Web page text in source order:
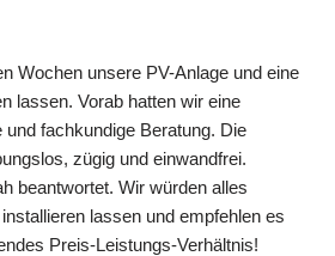
Wochen unsere PV-Anlage und eine
lassen. Vorab hatten wir eine
und fachkundige Beratung. Die
zügig und einwandfrei.
beantwortet. Wir würden alles
lassen und empfehlen es
Preis-Leistungs-Verhältnis!